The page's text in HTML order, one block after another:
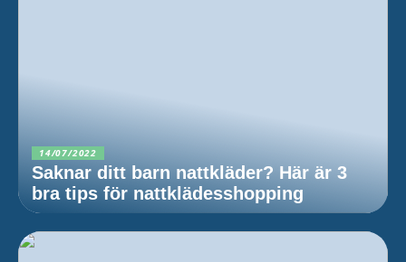
14/07/2022
Saknar ditt barn nattkläder? Här är 3
bra tips för nattklädesshopping